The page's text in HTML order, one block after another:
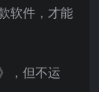
软件，才能
，但不运